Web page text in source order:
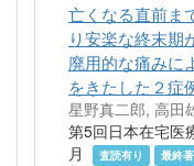
亡くなる直前ま
り安楽な終末期
廃用的な痛みに
をきたした２症
星野真二郎, 高田
第5回日本在宅医
月
査読有り 最終